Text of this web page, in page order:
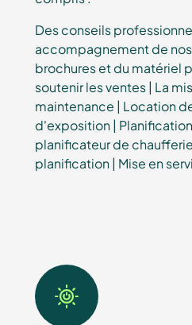
Des conseils
accompagnement de
brochures et du matériel
soutenir les ventes | La
maintenance | Location
d'exposition |
planificateur de
planification | Mise en